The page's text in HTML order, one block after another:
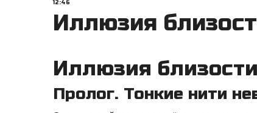
12:46
Иллюзия
Иллюзия
Пролог. Тонкие нити